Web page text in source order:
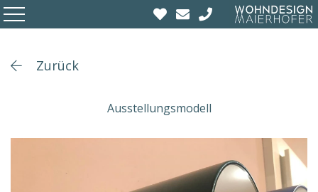
Zurück
Ausstellungsmodell